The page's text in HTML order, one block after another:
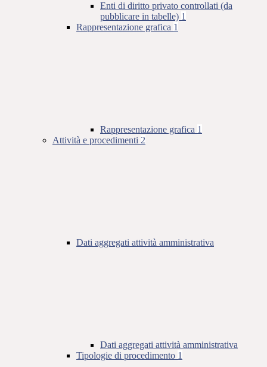
Enti di diritto privato controllati (da
pubblicare in tabelle) 1
Rappresentazione grafica 1
Rappresentazione grafica 1
Attività e procedimenti 2
Dati aggregati attività amministrativa
Dati aggregati attività amministrativa
Tipologie di procedimento 1